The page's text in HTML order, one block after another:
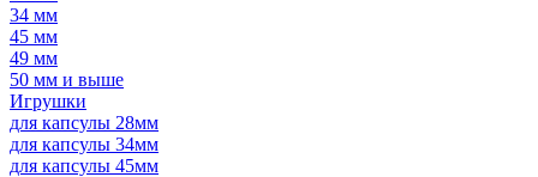
34 мм
45 мм
49 мм
50 мм и выше
Игрушки
для капсулы 28мм
для капсулы 34мм
для капсулы 45мм